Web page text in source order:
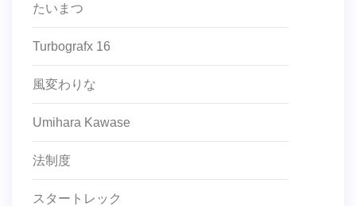
たいまつ
Turbografx 16
風変わりな
Umihara Kawase
法制度
スタートレック